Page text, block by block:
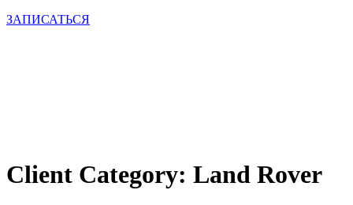
ЗАПИСАТЬСЯ
Client Category: Land Rover